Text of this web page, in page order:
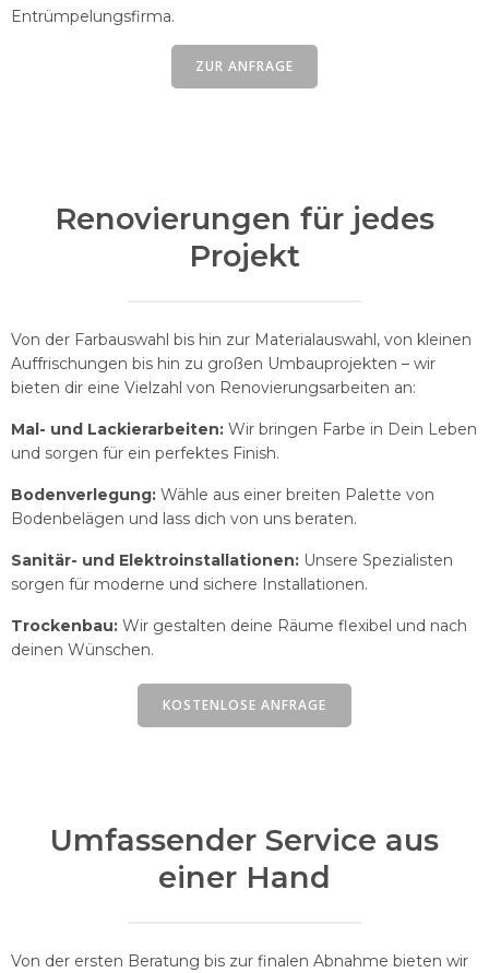
Entrümpelungsfirma.
ZUR ANFRAGE
Renovierungen für jedes
Projekt
Von der Farbauswahl bis hin zur Materialauswahl, von kleinen
Auffrischungen bis hin zu großen Umbauprojekten – wir
bieten dir eine Vielzahl von Renovierungsarbeiten an:
Mal- und Lackierarbeiten: Wir bringen Farbe in Dein Leben
und sorgen für ein perfektes Finish.
Bodenverlegung: Wähle aus einer breiten Palette von
Bodenbelägen und lass dich von uns beraten.
Sanitär- und Elektroinstallationen: Unsere Spezialisten
sorgen für moderne und sichere Installationen.
Trockenbau: Wir gestalten deine Räume flexibel und nach
deinen Wünschen.
KOSTENLOSE ANFRAGE
Umfassender Service aus
einer Hand
Von der ersten Beratung bis zur finalen Abnahme bieten wir